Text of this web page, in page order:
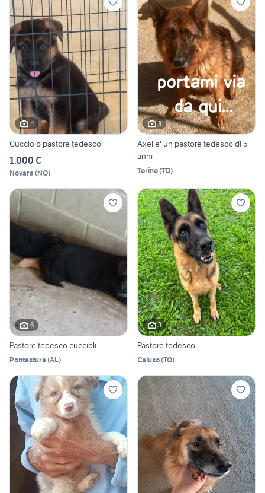
4
Cucciolo pastore tedesco
1.000 €
Novara (NO)
3
Axel e' un pastore tedesco di 5
anni
Torino(TO)
6
Pastore tedesco cuccioli
Pontestura (AL)
3
Pastore tedesco
Caluso(TO)